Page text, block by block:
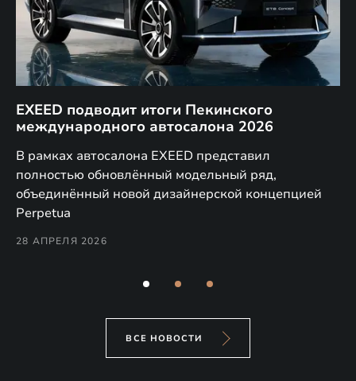
EXEED подводит итоги Пекинского
международного автосалона 2026
В рамках автосалона EXEED представил
полностью обновлённый модельный ряд,
объединённый новой дизайнерской концепцией
Perpetua
28 АПРЕЛЯ 2026
ВСЕ НОВОСТИ